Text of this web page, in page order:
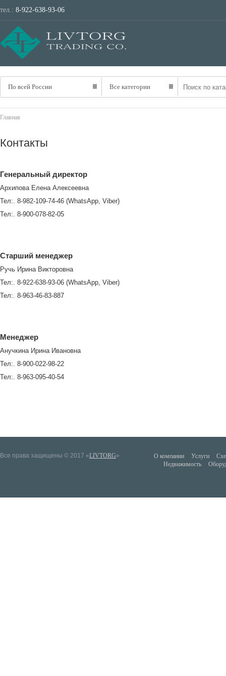
тел.: 8-922-638-93-06
По всей России Все категории
Главная
Контакты
Генеральный директор
Архипова Елена Алексеевна
Тел:. 8-982-109-74-46 (WhatsApp, Viber)
Тел:. 8-900-078-82-05
Старший менеджер
Ручь Ирина Викторовна
Тел:. 8-922-638-93-06 (WhatsApp, Viber)
Тел:. 8-963-46-83-887
Менеджер
Анучкина Ирина Ивановна
Тел:. 8-900-022-98-22
Тел:. 8-963-095-40-54
Все права защищены © 2017 «LIVTORG» О компании Услуги
Недвижимость